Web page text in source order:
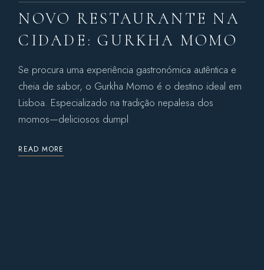
NOVO RESTAURANTE NA
CIDADE: GURKHA MOMO
Se procura uma experiência gastronómica autêntica e
cheia de sabor, o Gurkha Momo é o destino ideal em
Lisboa. Especializado na tradição nepalesa dos
momos—deliciosos dumpl
READ MORE